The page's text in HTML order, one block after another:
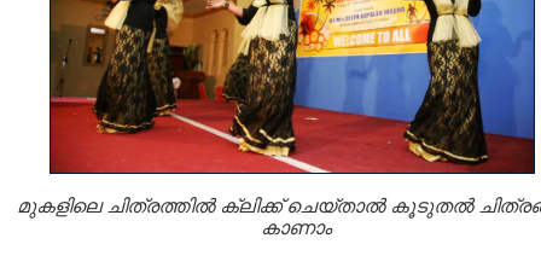
മുകളിലെ ചിത്രത്തില്‍ ക്ലിക്ക് ചെയ്താല്‍ കൂടുതല്‍
കാണാം